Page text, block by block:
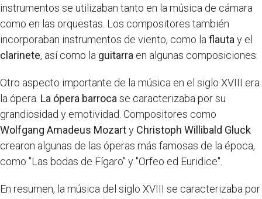
instrumentos se utilizaban tanto en la música de cámara
como en las orquestas. Los compositores también
incorporaban instrumentos de viento, como la flauta y el
clarinete, así como la guitarra en algunas composiciones.
Otro aspecto importante de la música en el siglo XVIII era
la ópera. La ópera barroca se caracterizaba por su
grandiosidad y emotividad. Compositores como
Wolfgang Amadeus Mozarty Christoph Willibald Gluck
crearon algunas de las óperas más famosas de la época,
como "Las bodas de Fígaro" y "Orfeo ed Euridice".
En resumen, la música del siglo XVIII se caracterizaba por